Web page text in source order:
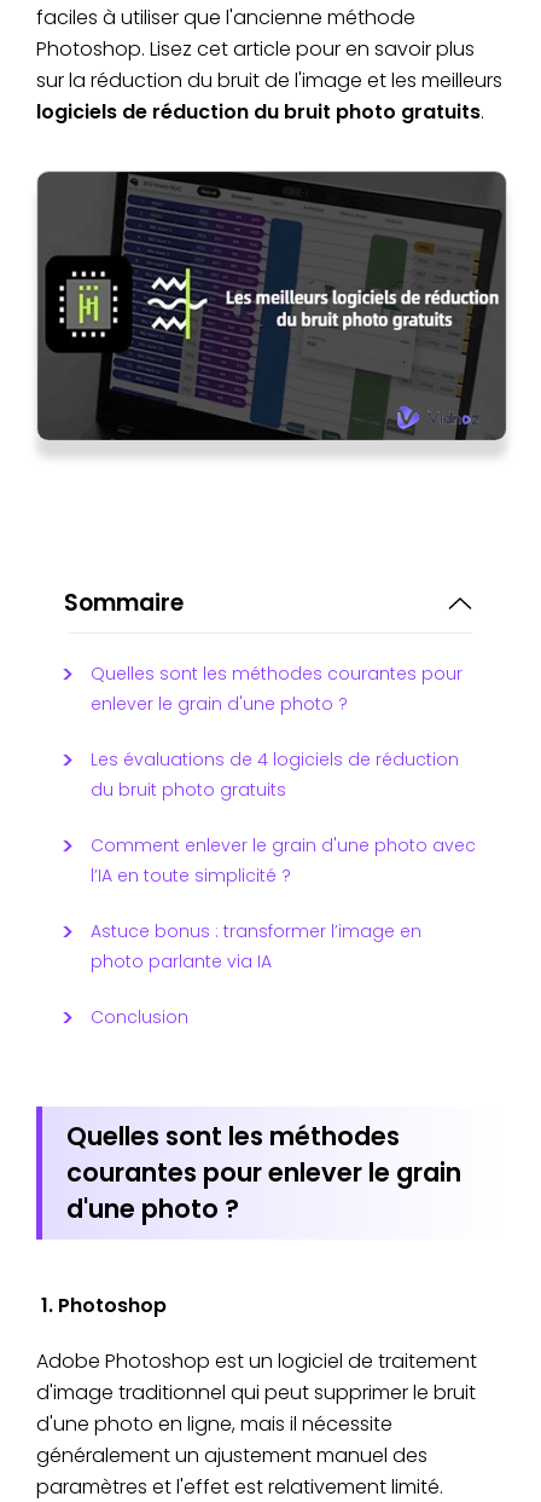
faciles à utiliser que l'ancienne méthode
Photoshop. Lisez cet article pour en savoir plus
sur la réduction du bruit de l'image et les meilleurs
logiciels de réduction du bruit photo gratuits.
Sommaire
Quelles sont les méthodes courantes pour
enlever le grain d'une photo ?
Les évaluations de 4 logiciels de réduction
du bruit photo gratuits
Comment enlever le grain d'une photo avec
l’IA en toute simplicité ?
Astuce bonus : transformer l’image en
photo parlante via IA
Conclusion
Quelles sont les méthodes
courantes pour enlever le grain
d'une photo ?
1. Photoshop
Adobe Photoshop est un logiciel de traitement
d'image traditionnel qui peut supprimer le bruit
d'une photo en ligne, mais il nécessite
généralement un ajustement manuel des
paramètres et l'effet est relativement limité.